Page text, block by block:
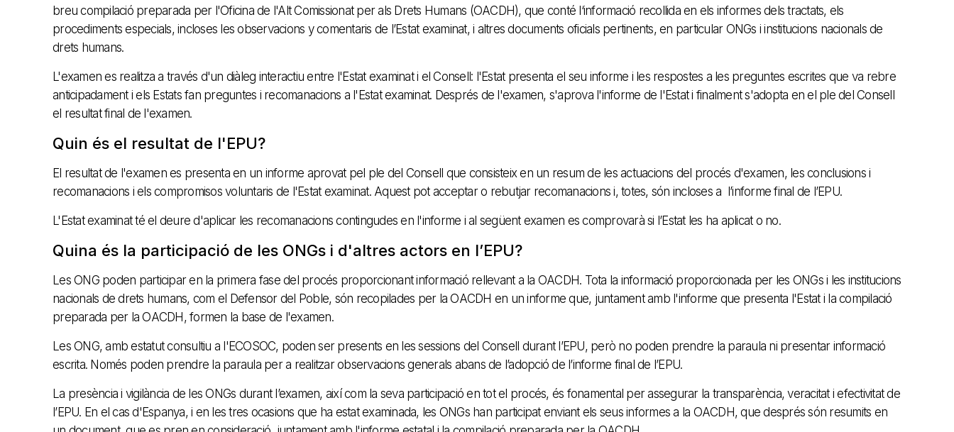
breu compilació preparada per l'Oficina de l'Alt Comissionat per als Drets Humans (OACDH), que conté l‘informació recollida en els informes dels tractats, els
procediments especials, incloses les observacions y comentaris de l’Estat examinat, i altres documents oficials pertinents, en particular ONGs i institucions nacionals de
drets humans.
L'examen es realitza a través d'un diàleg interactiu entre l'Estat examinat i el Consell: l'Estat presenta el seu informe i les respostes a les preguntes escrites que va rebre
anticipadament i els Estats fan preguntes i recomanacions a l'Estat examinat. Després de l'examen, s'aprova l'informe de l'Estat i finalment s'adopta en el ple del Consell
el resultat final de l'examen.
Quin és el resultat de l'EPU?
El resultat de l'examen es presenta en un informe aprovat pel ple del Consell que consisteix en un resum de les actuacions del procés d'examen, les conclusions i
recomanacions i els compromisos voluntaris de l'Estat examinat. Aquest pot acceptar o rebutjar recomanacions i, totes, són incloses a l’informe final de l’EPU.
L'Estat examinat té el deure d'aplicar les recomanacions contingudes en l'informe i al següent examen es comprovarà si l’Estat les ha aplicat o no.
Quina és la participació de les ONGs i d'altres actors en l’EPU?
Les ONG poden participar en la primera fase del procés proporcionant informació rellevant a la OACDH. Tota la informació proporcionada per les ONGs i les institucions
nacionals de drets humans, com el Defensor del Poble, són recopilades per la OACDH en un informe que, juntament amb l'informe que presenta l'Estat i la compilació
preparada per la OACDH, formen la base de l'examen.
Les ONG, amb estatut consultiu a l'ECOSOC, poden ser presents en les sessions del Consell durant l’EPU, però no poden prendre la paraula ni presentar informació
escrita. Només poden prendre la paraula per a realitzar observacions generals abans de l’adopció de l’informe final de l’EPU.
La presència i vigilància de les ONGs durant l’examen, així com la seva participació en tot el procés, és fonamental per assegurar la transparència, veracitat i efectivitat de
l’EPU. En el cas d'Espanya, i en les tres ocasions que ha estat examinada, les ONGs han participat enviant els seus informes a la OACDH, que després són resumits en